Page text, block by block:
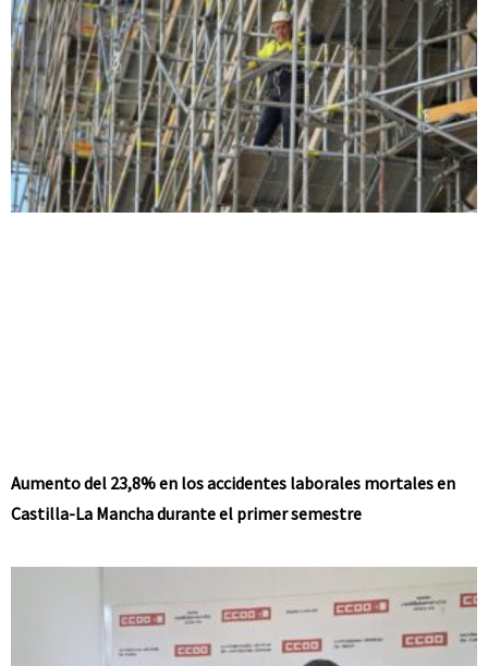
Aumento del 23,8% en los accidentes laborales mortales en
Castilla-La Mancha durante el primer semestre